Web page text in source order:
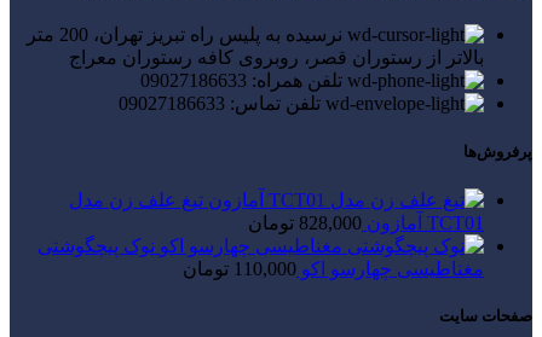
نرسیده به پلیس راه تبریز تهران، 200 متر
بالاتر از رستوران قصر، روبروی کافه رستوران معراج
تلفن همراه: 09027186633
تلفن تماس: 09027186633
پرفروش‌ها
تیغ علف زن مدل
TCT01 آمازون
828,000 تومان
نوک پیچگوشتی
مغناطیسی چهارسو اکو 110,000 تومان
صفحات سایت